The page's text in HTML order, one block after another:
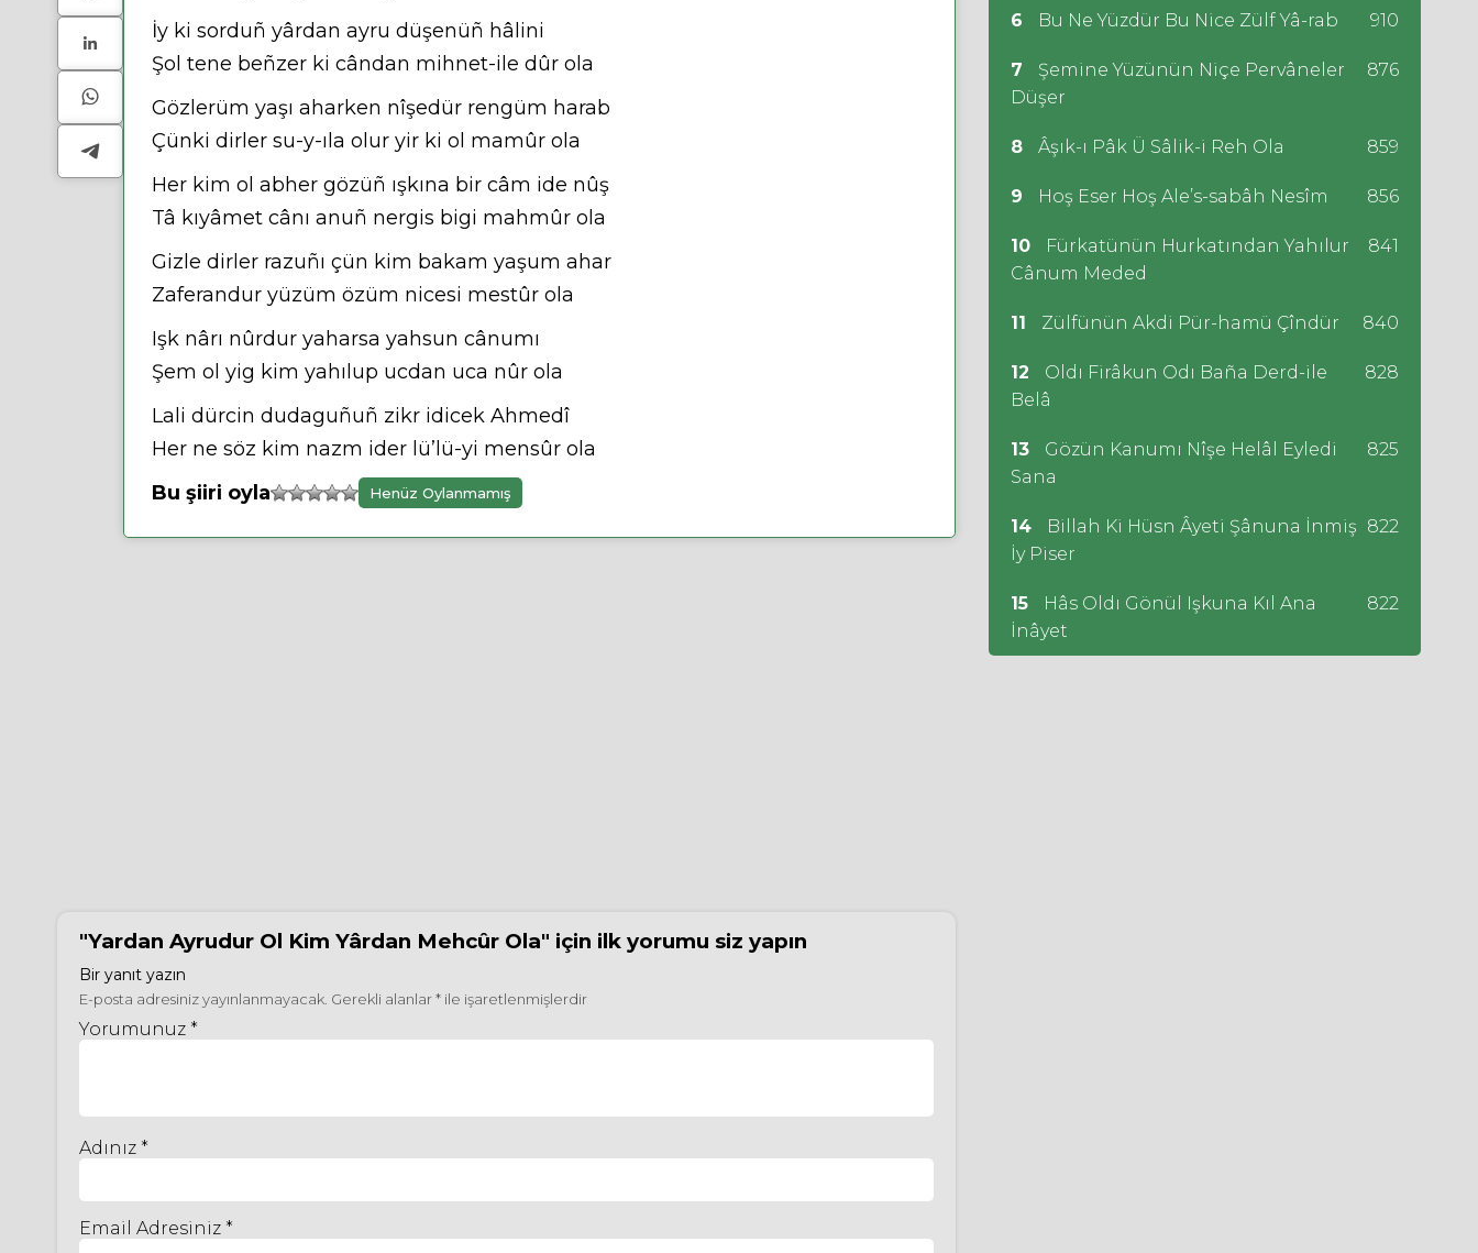
İy ki sorduñ yârdan ayru düşenüñ hâlini
Şol tene beñzer ki cândan mihnet-ile dûr ola
Gözlerüm yaşı aharken nîşedür rengüm harab
Çünki dirler su-y-ıla olur yir ki ol mamûr ola
Her kim ol abher gözüñ ışkına bir câm ide nûş
Tâ kıyâmet cânı anuñ nergis bigi mahmûr ola
Gizle dirler razuñı çün kim bakam yaşum ahar
Zaferandur yüzüm özüm nicesi mestûr ola
Işk nârı nûrdur yaharsa yahsun cânumı
Şem ol yig kim yahılup ucdan uca nûr ola
Lali dürcin dudaguñuñ zikr idicek Ahmedî
Her ne söz kim nazm ider lü’lü-yi mensûr ola
Bu şiiri oyla
Henüz Oylanmamış
"Yardan Ayrudur Ol Kim Yârdan Mehcûr Ola" için ilk yorumu siz yapın
Bir yanıt yazın
E-posta adresiniz yayınlanmayacak. Gerekli alanlar* ile işaretlenmişlerdir
Yorumunuz *
Adınız *
Email Adresiniz *
6 Bu Ne Yüzdür Bu Nice Zülf Yâ-rab 910
7
Şemine Yüzünün Niçe Pervâneler
Düşer
876
8 Âşık-ı Pâk Ü Sâlik-i Reh Ola 859
9 Hoş Eser Hoş Ale’s-sabâh Nesîm 856
10
Fürkatünün Hurkatından Yahılur
Cânum Meded
841
11 Zülfünün Akdi Pür-hamü Çîndür 840
12
Oldı Firâkun Odı Baña Derd-ile
Belâ
828
13
Gözün Kanumı Nîşe Helâl Eyledi
Sana
825
14
Billah Ki Hüsn Âyeti Şânuna İnmiş
İy Piser
822
15
Hâs Oldı Gönül Işkuna Kıl Ana
İnâyet
822